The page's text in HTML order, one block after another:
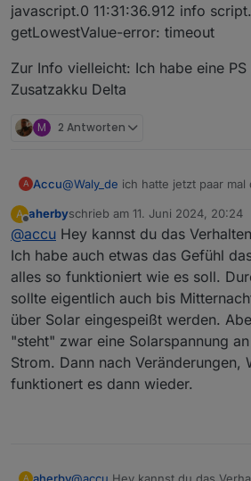
javascript.0 11:31:36.912 info
getLowestValue-error: timeout
Zur Info vielleicht: Ich habe eine PS
Zusatzakku Delta
M 2 Antworten
A Accu@Waly_de ich hatte jetzt paar mal
dass auf "Stromspeicher
hatte dann per Hand auf
umgestellt und sofort ging's
Das Problem scheint aber
konnte ich noch kein Muster
einen Rat?
A aherbyschrieb am 11. Juni 2024, 20:24
zuletzt editiert von
@accu Hey kannst du das
Ich habe auch etwas das Gefühl
alles so funktioniert wie es soll.
sollte eigentlich auch bis
über Solar eingespeißt werden.
"steht" zwar eine Solarspannung
Strom. Dann nach Veränderungen,
funktionert es dann wieder.
A aherby@accu Hey kannst du das